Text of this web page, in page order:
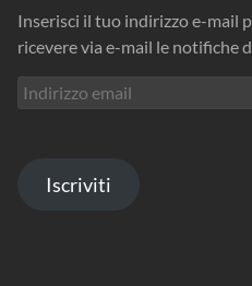
Inserisci il tuo indirizzo e-mail
ricevere via e-mail le notifiche
Indirizzo
email
Iscriviti